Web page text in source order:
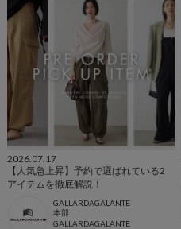
2026.07.17
【人気急上昇】予約で選ばれている2
アイテムを徹底解説！
GALLARDAGALANTE
本部
GALLARDAGALANTE